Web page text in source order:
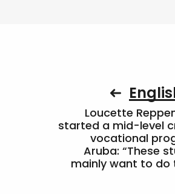
Loucette
started a mid-level
vocational
Aruba: “These
mainly want to do